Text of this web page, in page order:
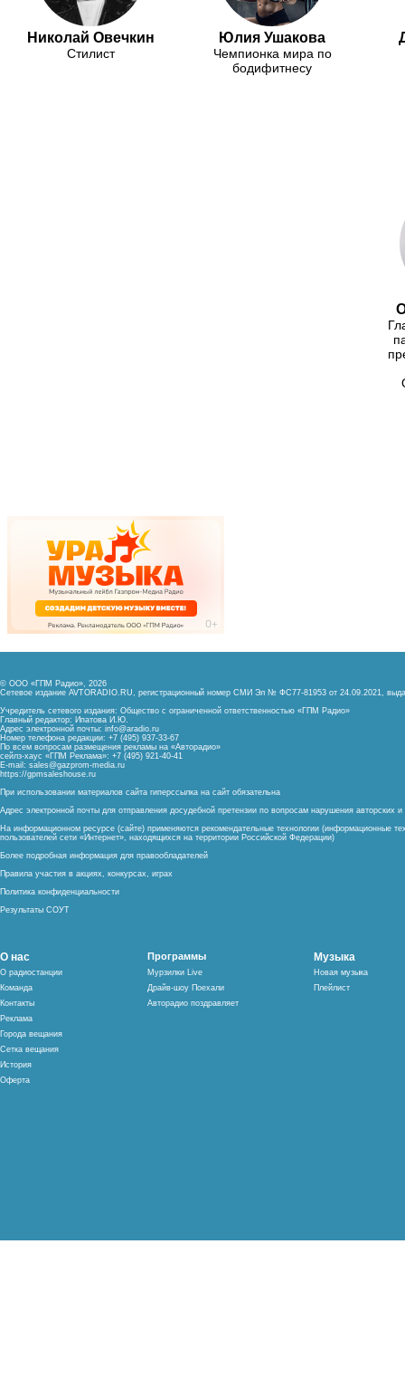
Николай Овечкин
Стилист
Юлия Ушакова
Чемпионка мира по
бодифитнесу
© ООО «ГПМ Радио», 2026
Сетевое издание AVTORADIO.RU, регистрационный номер СМИ Эл № ФС77-81953 от 24.09.2021,
Учредитель сетевого издания: Общество с ограниченной ответственностью «ГПМ Радио»
Главный редактор: Ипатова И.Ю.
Адрес электронной почты: info@aradio.ru
Номер телефона редакции: +7 (495) 937-33-67
По всем вопросам размещения рекламы на «Авторадио»
сейлз-хаус «ГПМ Реклама»: +7 (495) 921-40-41
E-mail: sales@gazprom-media.ru
https://gpmsaleshouse.ru
При использовании материалов сайта гиперссылка на сайт обязательна
Адрес электронной почты для отправления досудебной претензии по вопросам нарушения авторских
На информационном ресурсе (сайте) применяются рекомендательные технологии (информационные
пользователей сети «Интернет», находящихся на территории Российской Федерации)
Более подробная информация для правообладателей
Правила участия в акциях, конкурсах, играх
Политика конфиденциальности
Результаты СОУТ
О нас
О радиостанции
Команда
Контакты
Реклама
Города вещания
Сетка вещания
История
Оферта
Программы
Мурзилки Live
Драйв-шоу Поехали
Авторадио поздравляет
Музыка
Новая музыка
Плейлист